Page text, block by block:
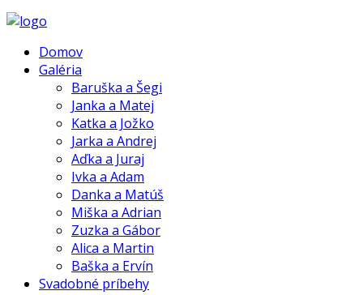
Domov
Galéria
Baruška a Šegi
Janka a Matej
Katka a Jožko
Jarka a Andrej
Aďka a Juraj
Ivka a Adam
Danka a Matúš
Miška a Adrian
Zuzka a Gábor
Alica a Martin
Baška a Ervín
Svadobné príbehy